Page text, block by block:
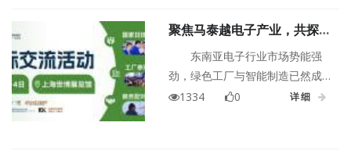
大主题区域。通过展示+互动双重
体验模式全方位呈现未来汽车电
子工厂的智能、绿色与真实落地
场景。
聚焦马泰越电子产业，共探东
南亚绿色智造新机遇 | Fac
Tec China×NEPCON
China 6月上海双展联动
东南亚电子行业市场势能强
劲，绿色工厂与智能制造已然成
为当地制造企业的发展新引擎。
1334 0 详细